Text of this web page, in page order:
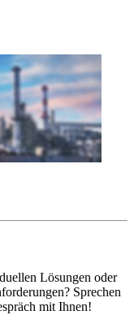
Lösungen oder
Sprechen
mit Ihnen!